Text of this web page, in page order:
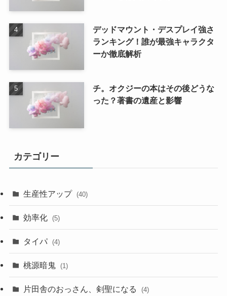
デッドマウント・デスプレイ強さ
ランキング！誰が最強キャラクタ
ーか徹底解析
チ。オクジーの本はその後どうな
った？著書の遺産と影響
カテゴリー
生産性アップ (40)
効率化 (5)
タイパ (4)
桃源暗鬼 (1)
片田舎のおっさん、剣聖になる (4)